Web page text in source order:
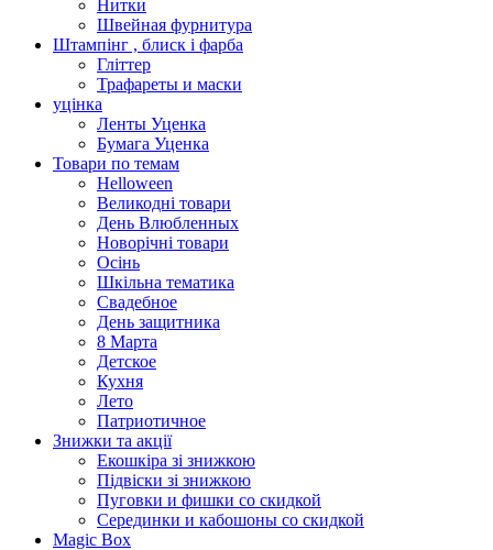
Нитки
Швейная фурнитура
Штампінг , блиск і фарба
Гліттер
Трафареты и маски
уцінка
Ленты Уценка
Бумага Уценка
Товари по темам
Helloween
Великодні товари
День Влюбленных
Новорічні товари
Осінь
Шкільна тематика
Свадебное
День защитника
8 Марта
Детское
Кухня
Лето
Патриотичное
Знижки та акції
Екошкіра зі знижкою
Підвіски зі знижкою
Пуговки и фишки со скидкой
Серединки и кабошоны со скидкой
Magic Box